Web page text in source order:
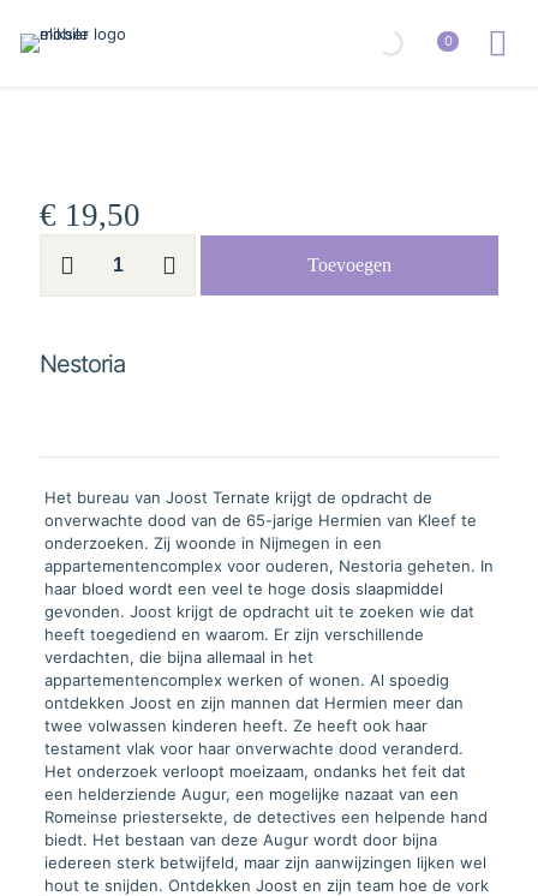
0
€ 19,50
Toevoegen
Nestoria
Het bureau van Joost Ternate krijgt de opdracht de
onverwachte dood van de 65-jarige Hermien van Kleef te
onderzoeken. Zij woonde in Nijmegen in een
appartementencomplex voor ouderen, Nestoria geheten. In
haar bloed wordt een veel te hoge dosis slaapmiddel
gevonden. Joost krijgt de opdracht uit te zoeken wie dat
heeft toegediend en waarom. Er zijn verschillende
verdachten, die bijna allemaal in het
appartementencomplex werken of wonen. Al spoedig
ontdekken Joost en zijn mannen dat Hermien meer dan
twee volwassen kinderen heeft. Ze heeft ook haar
testament vlak voor haar onverwachte dood veranderd.
Het onderzoek verloopt moeizaam, ondanks het feit dat
een helderziende Augur, een mogelijke nazaat van een
Romeinse priestersekte, de detectives een helpende hand
biedt. Het bestaan van deze Augur wordt door bijna
iedereen sterk betwijfeld, maar zijn aanwijzingen lijken wel
hout te snijden. Ontdekken Joost en zijn team hoe de vork